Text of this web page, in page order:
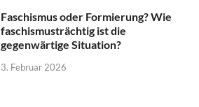
Faschismus oder Formierung? Wie
faschismusträchtig ist die
gegenwärtige Situation?
3. Februar 2026